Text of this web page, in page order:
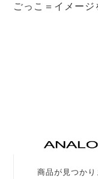
ごっこ＝イメー